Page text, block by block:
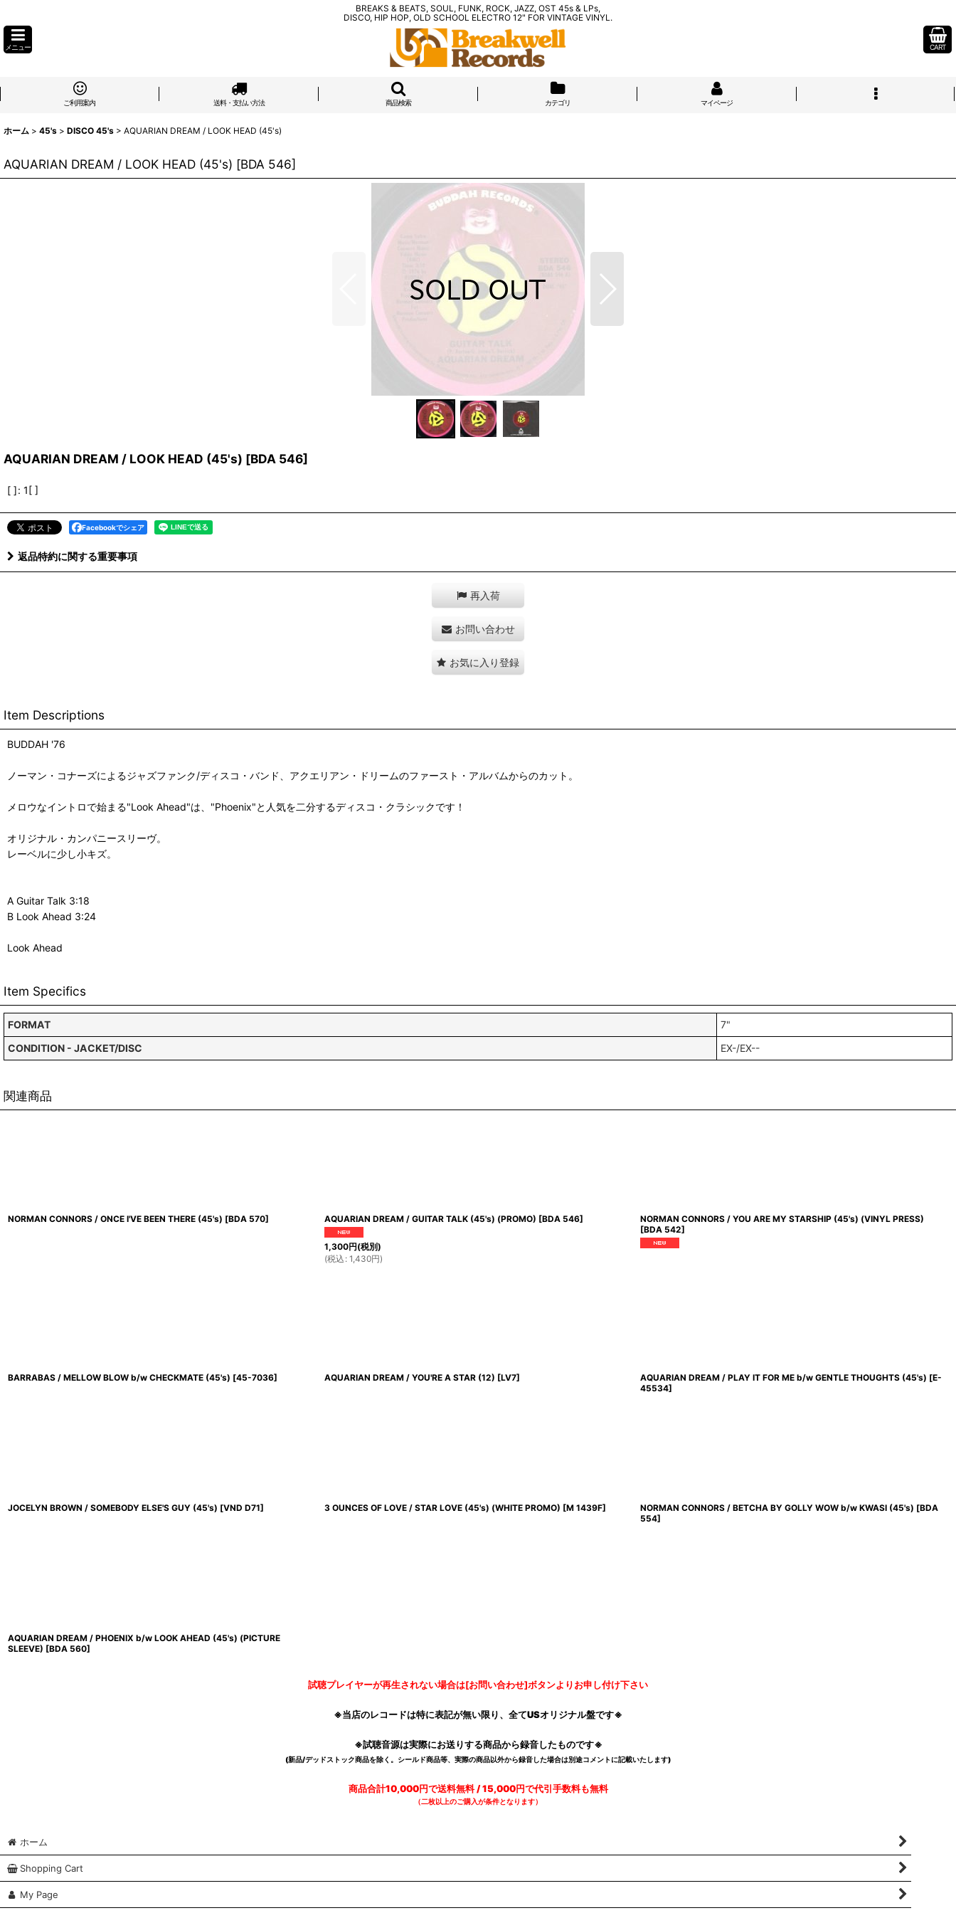
BREAKS & BEATS, SOUL, FUNK, ROCK, JAZZ, OST 45s & LPs,
DISCO, HIP HOP, OLD SCHOOL ELECTRO 12" FOR VINTAGE VINYL.
メニュー CART
ご利用案内 送料・支払い方法 商品検索 カテゴリ マイページ
ホーム > 45's > DISCO 45's > AQUARIAN DREAM / LOOK HEAD (45's)
AQUARIAN DREAM / LOOK HEAD (45's) [BDA 546]
AQUARIAN DREAM / LOOK HEAD (45's) [BDA 546]
[ ]: 1[ ]
Facebookでシェア
返品特約に関する重要事項
再入荷
お問い合わせ
お気に入り登録
Item Descriptions
BUDDAH '76
ノーマン・コナーズによるジャズファンク/ディスコ・バンド、アクエリアン・ドリームのファースト・アルバムからのカット。
メロウなイントロで始まる"Look Ahead"は、"Phoenix"と人気を二分するディスコ・クラシックです！
オリジナル・カンパニースリーヴ。
レーベルに少し小キズ。
A Guitar Talk 3:18
B Look Ahead 3:24
Look Ahead
Item Specifics
FORMAT
7"
CONDITION - JACKET/DISC
EX-/EX--
関連商品
NORMAN CONNORS / ONCE I'VE BEEN THERE (45's) [BDA 570] AQUARIAN DREAM / GUITAR TALK (45's) (PROMO) [BDA 546]
1,300円(税別)
(税込 : 1,430円)
NORMAN CONNORS / YOU ARE MY STARSHIP (45's) (VINYL PRESS)
[BDA 542]
BARRABAS / MELLOW BLOW b/w CHECKMATE (45's) [45-7036] AQUARIAN DREAM / YOU'RE A STAR (12) [LV7] AQUARIAN DREAM / PLAY IT FOR ME b/w GENTLE THOUGHTS (45's) [E-
45534]
JOCELYN BROWN / SOMEBODY ELSE'S GUY (45's) [VND D71] 3 OUNCES OF LOVE / STAR LOVE (45's) (WHITE PROMO) [M 1439F] NORMAN CONNORS / BETCHA BY GOLLY WOW b/w KWASI (45's) [BDA
554]
AQUARIAN DREAM / PHOENIX b/w LOOK AHEAD (45's) (PICTURE
SLEEVE) [BDA 560]
試聴プレイヤーが再生されない場合は[お問い合わせ]ボタンよりお申し付け下さい
※当店のレコードは特に表記が無い限り、全てUSオリジナル盤です※
※試聴音源は実際にお送りする商品から録音したものです※
(新品/デッドストック商品を除く。シールド商品等、実際の商品以外から録音した場合は別途コメントに記載いたします)
商品合計10,000円で送料無料 / 15,000円で代引手数料も無料
（二枚以上のご購入が条件となります）
ホーム
Shopping Cart
My Page